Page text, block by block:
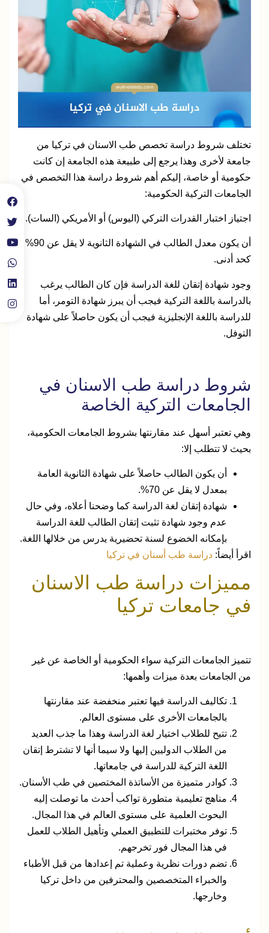
تختلف شروط دراسة تخصص طب الاسنان في تركيا من
جامعة لأخرى وهذا يرجع إلى طبيعة هذه الجامعة إن كانت
حكومية أو خاصة، إليكم أهم شروط دراسة هذا التخصص في
الجامعات التركية الحكومية:
اجتياز اختبار القدرات التركي (اليوس) أو الأمريكي (السات).
أن يكون معدل الطالب في الشهادة الثانوية لا يقل عن 90%
كحد أدنى.
وجود شهادة إتقان للغة الدراسة فإن كان الطالب يرغب
بالدراسة باللغة التركية فيجب أن يبرز شهادة التومر، أما
للدراسة باللغة الإنجليزية فيجب أن يكون حاصلاً على شهادة
التوفل.
شروط دراسة طب الاسنان في
الجامعات التركية الخاصة
وهي تعتبر أسهل عند مقارنتها بشروط الجامعات الحكومية،
بحيث لا تتطلب إلا:
أن يكون الطالب حاصلاً على شهادة الثانوية العامة
بمعدل لا يقل عن 70%.
شهادة إتقان لغة الدراسة كما وضحنا أعلاه، وفي حال
عدم وجود شهادة تثبت إتقان الطالب للغة الدراسة
بإمكانه الخضوع لسنة تحضيرية يدرس من خلالها اللغة.
اقرأ أيضاً: دراسة طب أسنان في تركيا
مميزات دراسة طب الاسنان
في جامعات تركيا
تتميز الجامعات التركية سواء الحكومية أو الخاصة عن غير
من الجامعات بعدة ميزات وأهمها:
تكاليف الدراسة فيها تعتبر منخفضة عند مقارنتها
بالجامعات الأخرى على مستوى العالم.
تتيح للطلاب اختيار لغة الدراسة وهذا ما جذب العديد
من الطلاب الدوليين إليها ولا سيما أنها لا تشترط إتقان
اللغة التركية للدراسة في جامعاتها.
كوادر متميزة من الأساتذة المختصين في طب الأسنان.
مناهج تعليمية متطورة تواكب أحدث ما توصلت إليه
البحوث العلمية على مستوى العالم في هذا المجال.
توفر مختبرات للتطبيق العملي وتأهيل الطلاب للعمل
في هذا المجال فور تخرجهم.
تضم دورات نظرية وعملية تم إعدادها من قبل الأطباء
والخبراء المتخصصين والمحترفين من داخل تركيا
وخارجها.